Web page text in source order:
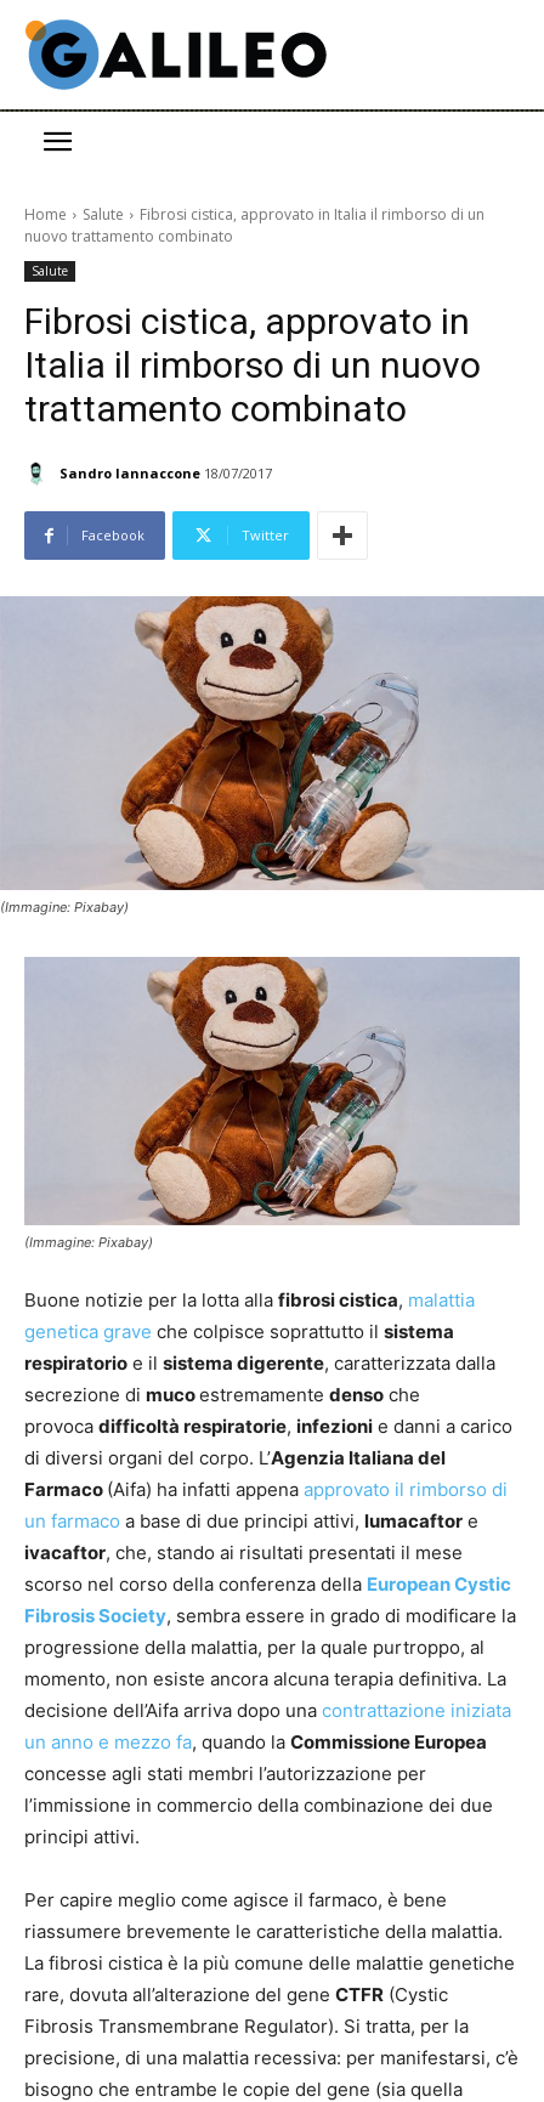
Home Salute
Fibrosi cistica, approvato in Italia il rimborso di un
nuovo trattamento combinato
Salute
Fibrosi cistica, approvato in
Italia il rimborso di un nuovo
trattamento combinato
Sandro Iannaccone 18/07/2017
Facebook Twitter
(Immagine: Pixabay)
(Immagine: Pixabay)
Buone notizie per la lotta alla fibrosi cistica, malattia
genetica grave che colpisce soprattutto il sistema
respiratorio e il sistema digerente, caratterizzata dalla
secrezione di mucoestremamente denso che
provoca difficoltà respiratorie, infezioni e danni a carico
di diversi organi del corpo. L’Agenzia Italiana del
Farmaco (Aifa) ha infatti appena approvato il rimborso di
un farmaco a base di due principi attivi, lumacaftor e
ivacaftor, che, stando ai risultati presentati il mese
scorso nel corso della conferenza della European Cystic
Fibrosis Society, sembra essere in grado di modificare la
progressione della malattia, per la quale purtroppo, al
momento, non esiste ancora alcuna terapia definitiva. La
decisione dell’Aifa arriva dopo una contrattazione iniziata
un anno e mezzo fa, quando la Commissione Europea
concesse agli stati membri l’autorizzazione per
l’immissione in commercio della combinazione dei due
principi attivi.
Per capire meglio come agisce il farmaco, è bene
riassumere brevemente le caratteristiche della malattia.
La fibrosi cistica è la più comune delle malattie genetiche
rare, dovuta all’alterazione del gene CTFR (Cystic
Fibrosis Transmembrane Regulator). Si tratta, per la
precisione, di una malattia recessiva: per manifestarsi, c’è
bisogno che entrambe le copie del gene (sia quella